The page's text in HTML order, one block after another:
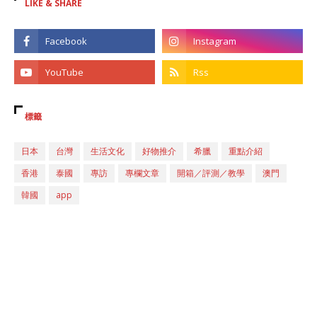
LIKE & SHARE
標籤
日本 台灣 生活文化 好物推介 希臘
重點介紹
香港
泰國 專訪 專欄文章 開箱／評測／教學
澳門
韓國
app